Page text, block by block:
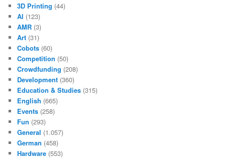
3D Printing (44)
AI (123)
AMR (3)
Art (31)
Cobots (60)
Competition (50)
Crowdfunding (208)
Development (360)
Education & Studies (315)
English (665)
Events (258)
Fun (293)
General (1.057)
German (458)
Hardware (553)